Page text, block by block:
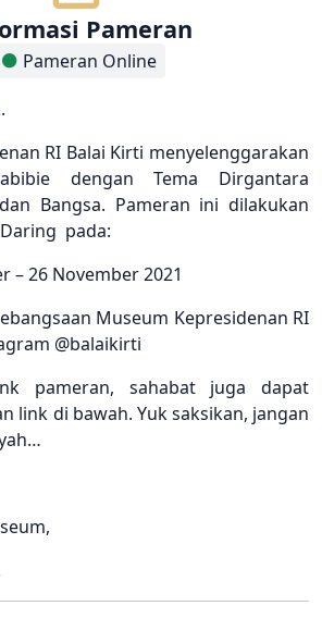
Pameran
Pameran Online
RI Balai Kirti menyelenggarakan
dengan Tema Dirgantara
Bangsa. Pameran ini dilakukan
pada:
– 26 November 2021
Museum Kepresidenan RI
@balaikirti
pameran, sahabat juga dapat
link di bawah. Yuk saksikan, jangan